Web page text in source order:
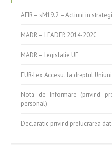
AFIR – sM19.2 – Actiuni in
MADR – LEADER 2014-2020
MADR – Legislatie UE
EUR-Lex Accesul la dreptul
Nota de Informare (privind
personal)
Declaratie privind prelucrarea